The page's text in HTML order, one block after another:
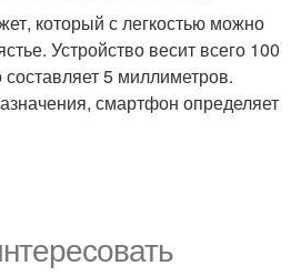
который с легкостью можно
Устройство весит всего 100
5 миллиметров.
смартфон определяет